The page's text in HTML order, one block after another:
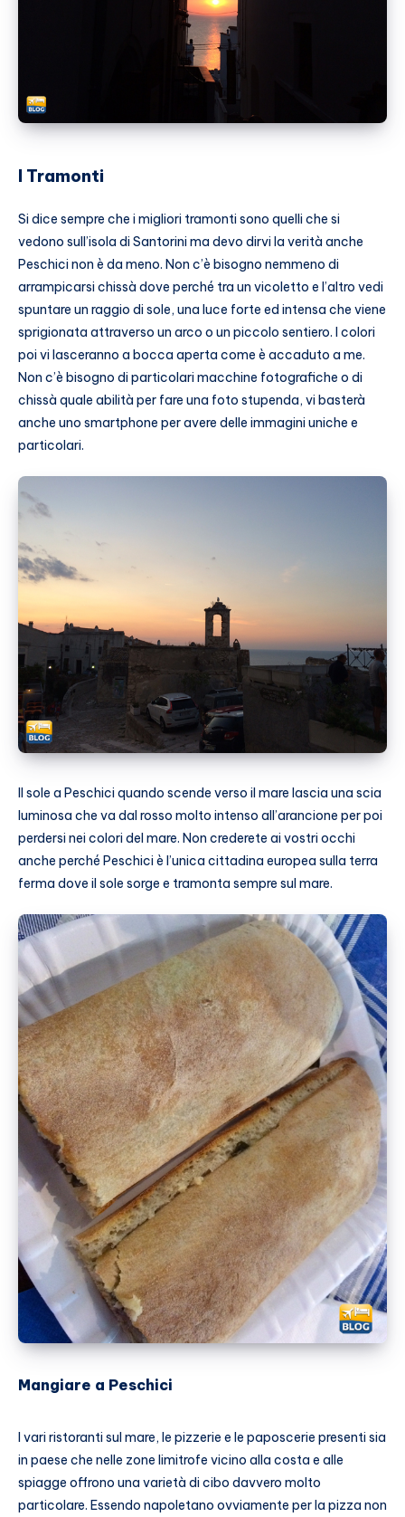
I Tramonti
Si dice sempre che i migliori tramonti sono quelli che si
vedono sull’isola di Santorini ma devo dirvi la verità anche
Peschici non è da meno. Non c’è bisogno nemmeno di
arrampicarsi chissà dove perché tra un vicoletto e l’altro vedi
spuntare un raggio di sole, una luce forte ed intensa che viene
sprigionata attraverso un arco o un piccolo sentiero. I colori
poi vi lasceranno a bocca aperta come è accaduto a me.
Non c’è bisogno di particolari macchine fotografiche o di
chissà quale abilità per fare una foto stupenda, vi basterà
anche uno smartphone per avere delle immagini uniche e
particolari.
Il sole a Peschici quando scende verso il mare lascia una scia
luminosa che va dal rosso molto intenso all’arancione per poi
perdersi nei colori del mare. Non crederete ai vostri occhi
anche perché Peschici è l’unica cittadina europea sulla terra
ferma dove il sole sorge e tramonta sempre sul mare.
Mangiare a Peschici
I vari ristoranti sul mare, le pizzerie e le paposcerie presenti sia
in paese che nelle zone limitrofe vicino alla costa e alle
spiagge offrono una varietà di cibo davvero molto
particolare. Essendo napoletano ovviamente per la pizza non